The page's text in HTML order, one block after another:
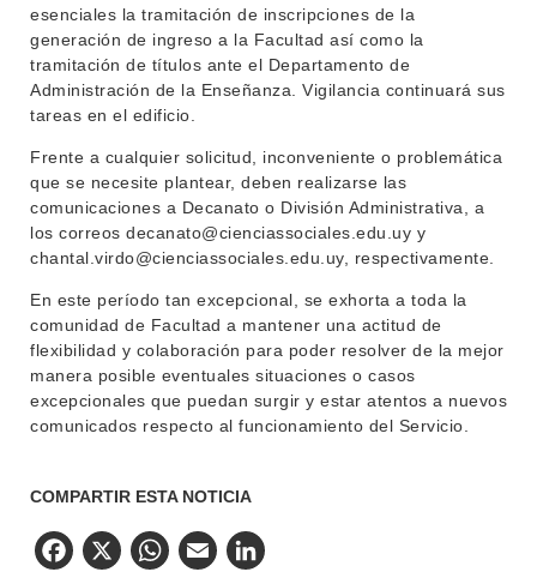
esenciales la tramitación de inscripciones de la
generación de ingreso a la Facultad así como la
tramitación de títulos ante el Departamento de
Administración de la Enseñanza. Vigilancia continuará sus
tareas en el edificio.
Frente a cualquier solicitud, inconveniente o problemática
que se necesite plantear, deben realizarse las
comunicaciones a Decanato o División Administrativa, a
los correos decanato@cienciassociales.edu.uy y
chantal.virdo@cienciassociales.edu.uy, respectivamente.
En este período tan excepcional, se exhorta a toda la
comunidad de Facultad a mantener una actitud de
flexibilidad y colaboración para poder resolver de la mejor
manera posible eventuales situaciones o casos
excepcionales que puedan surgir y estar atentos a nuevos
comunicados respecto al funcionamiento del Servicio.
COMPARTIR ESTA NOTICIA
Facebook
X WhatsApp
Email